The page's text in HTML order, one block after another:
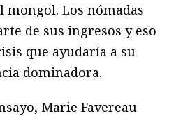
mongol. Los nómadas
de sus ingresos y eso
que ayudaría a su
dominadora.
Marie Favereau